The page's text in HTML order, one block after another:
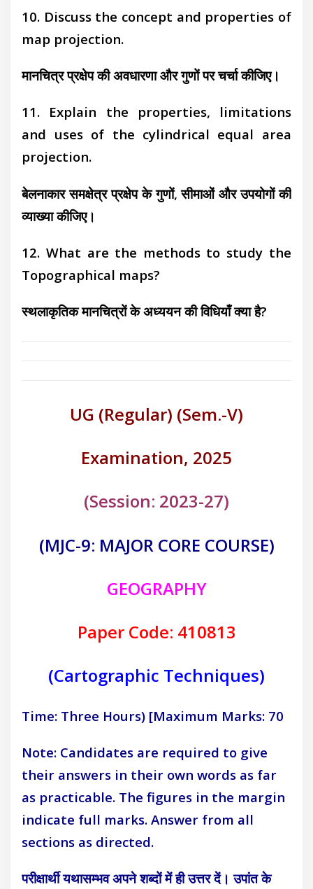
10. Discuss the concept and properties of
map projection.
मानचित्र प्रक्षेप की अवधारणा और गुणों पर चर्चा कीजिए।
11. Explain the properties, limitations
and uses of the cylindrical equal area
projection.
बेलनाकार समक्षेत्र प्रक्षेप के गुणों, सीमाओं और उपयोगों की
व्याख्या कीजिए।
12. What are the methods to study the
Topographical maps?
स्थलाकृतिक मानचित्रों के अध्ययन की विधियाँ क्या है?
UG (Regular) (Sem.-V)
Examination, 2025
(Session: 2023-27)
(MJC-9: MAJOR CORE COURSE)
GEOGRAPHY
Paper Code: 410813
(Cartographic Techniques)
Time: Three Hours) [Maximum Marks: 70
Note: Candidates are required to give
their answers in their own words as far
as practicable. The figures in the margin
indicate full marks. Answer from all
sections as directed.
परीक्षार्थी यथासम्भव अपने शब्दों में ही उत्तर दें। उपांत के